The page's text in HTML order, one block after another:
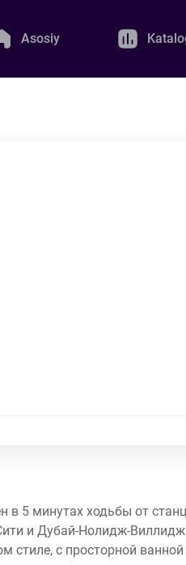
Asosiy
5 минутах ходьбы от
и Дубай-Нолидж-
с просторной ванной